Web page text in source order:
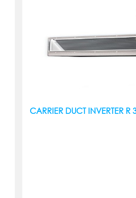
CARRIER DUCT INVERTER R